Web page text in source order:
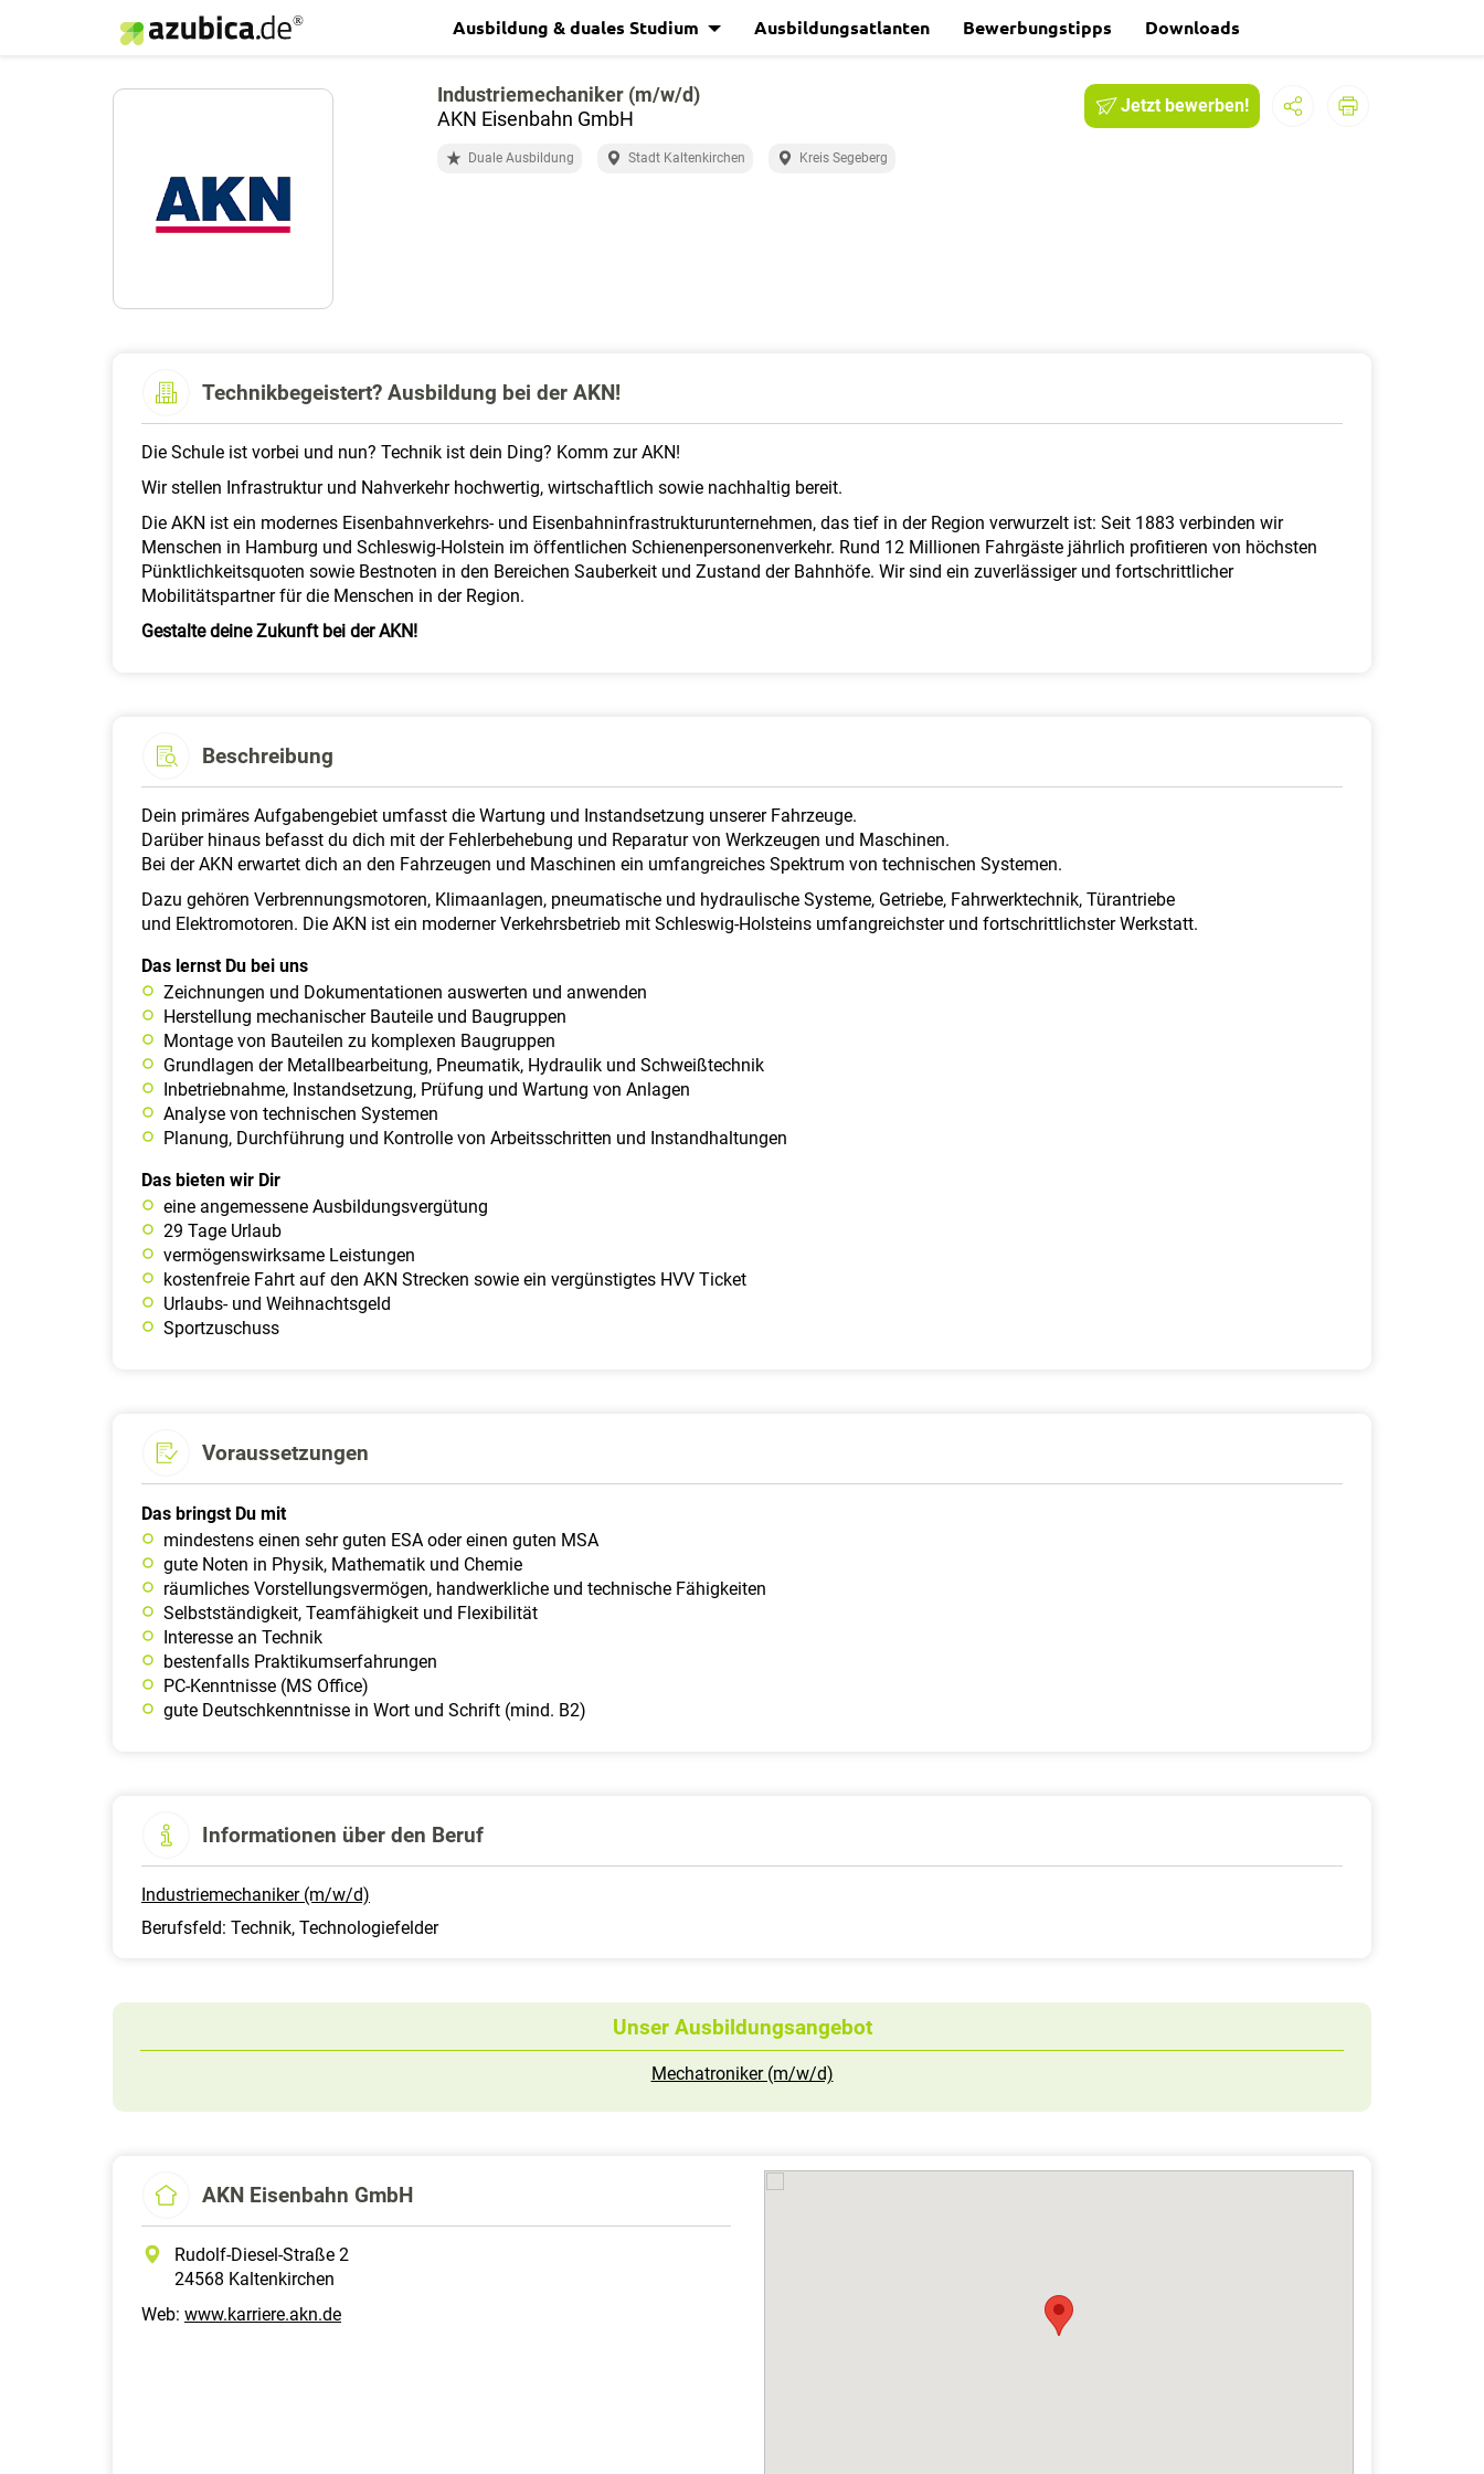
Ausbildung & duales Studium Ausbildungsatlanten Bewerbungstipps Downloads
Industriemechaniker (m/w/d)
AKN Eisenbahn GmbH
Jetzt bewerben!
Duale Ausbildung Stadt Kaltenkirchen Kreis Segeberg
Technikbegeistert? Ausbildung bei der AKN!
Die Schule ist vorbei und nun? Technik ist dein Ding? Komm zur AKN!
Wir stellen Infrastruktur und Nahverkehr hochwertig, wirtschaftlich sowie nachhaltig bereit.
Die AKN ist ein modernes Eisenbahnverkehrs- und Eisenbahninfrastrukturunternehmen, das tief in der Region verwurzelt ist: Seit 1883 verbinden wir
Menschen in Hamburg und Schleswig-Holstein im öffentlichen Schienenpersonenverkehr. Rund 12 Millionen Fahrgäste jährlich profitieren von höchsten
Pünktlichkeitsquoten sowie Bestnoten in den Bereichen Sauberkeit und Zustand der Bahnhöfe. Wir sind ein zuverlässiger und fortschrittlicher
Mobilitätspartner für die Menschen in der Region.
Gestalte deine Zukunft bei der AKN!
Beschreibung
Dein primäres Aufgabengebiet umfasst die Wartung und Instandsetzung unserer Fahrzeuge.
Darüber hinaus befasst du dich mit der Fehlerbehebung und Reparatur von Werkzeugen und Maschinen.
Bei der AKN erwartet dich an den Fahrzeugen und Maschinen ein umfangreiches Spektrum von technischen Systemen.
Dazu gehören Verbrennungsmotoren, Klimaanlagen, pneumatische und hydraulische Systeme, Getriebe, Fahrwerktechnik, Türantriebe
und Elektromotoren. Die AKN ist ein moderner Verkehrsbetrieb mit Schleswig-Holsteins umfangreichster und fortschrittlichster Werkstatt.
Das lernst Du bei uns
Zeichnungen und Dokumentationen auswerten und anwenden
Herstellung mechanischer Bauteile und Baugruppen
Montage von Bauteilen zu komplexen Baugruppen
Grundlagen der Metallbearbeitung, Pneumatik, Hydraulik und Schweißtechnik
Inbetriebnahme, Instandsetzung, Prüfung und Wartung von Anlagen
Analyse von technischen Systemen
Planung, Durchführung und Kontrolle von Arbeitsschritten und Instandhaltungen
Das bieten wir Dir
eine angemessene Ausbildungsvergütung
29 Tage Urlaub
vermögenswirksame Leistungen
kostenfreie Fahrt auf den AKN Strecken sowie ein vergünstigtes HVV Ticket
Urlaubs- und Weihnachtsgeld
Sportzuschuss
Voraussetzungen
Das bringst Du mit
mindestens einen sehr guten ESA oder einen guten MSA
gute Noten in Physik, Mathematik und Chemie
räumliches Vorstellungsvermögen, handwerkliche und technische Fähigkeiten
Selbstständigkeit, Teamfähigkeit und Flexibilität
Interesse an Technik
bestenfalls Praktikumserfahrungen
PC-Kenntnisse (MS Office)
gute Deutschkenntnisse in Wort und Schrift (mind. B2)
Informationen über den Beruf
Industriemechaniker (m/w/d)
Berufsfeld: Technik, Technologiefelder
Unser Ausbildungsangebot
Mechatroniker (m/w/d)
AKN Eisenbahn GmbH
Rudolf-Diesel-Straße 2
24568 Kaltenkirchen
Web: www.karriere.akn.de